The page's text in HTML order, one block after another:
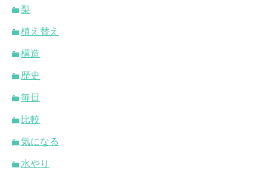
梨
植え替え
構造
歴史
毎日
比較
気になる
水やり